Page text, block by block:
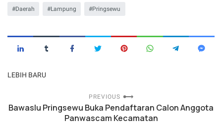
Daerah Lampung Pringsewu
LEBIH BARU
PREVIOUS
Bawaslu Pringsewu Buka Pendaftaran Calon Anggota
Panwascam Kecamatan